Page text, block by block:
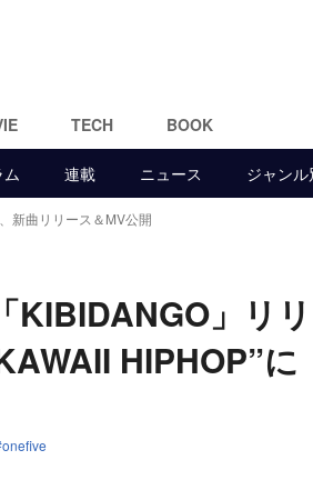
TECH BOOK
ム 連載 ニュース ジャンル
新曲リリース＆MV公開
KIBIDANGO」リ
HIPHOP”に
onefive